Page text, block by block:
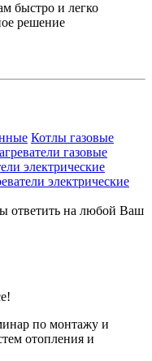
быстро и легко
решение
Котлы газовые
газовые
электрические
электрические
ответить на любой Ваш
по монтажу и
отопления и